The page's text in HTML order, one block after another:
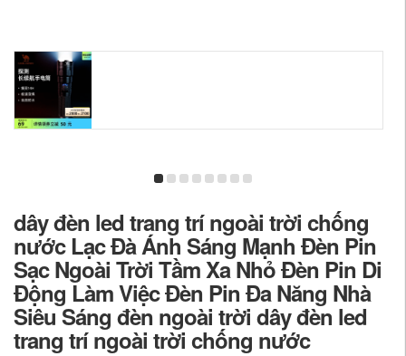
dây đèn led trang trí ngoài trời chống
nước Lạc Đà Ánh Sáng Mạnh Đèn Pin
Sạc Ngoài Trời Tầm Xa Nhỏ Đèn Pin Di
Động Làm Việc Đèn Pin Đa Năng Nhà
Siêu Sáng đèn ngoài trời dây đèn led
trang trí ngoài trời chống nước